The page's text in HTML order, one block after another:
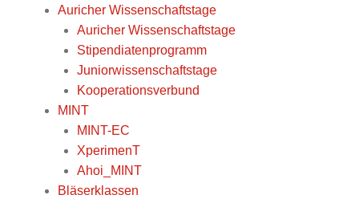
Auricher Wissenschaftstage
Auricher Wissenschaftstage
Stipendiatenprogramm
Juniorwissenschaftstage
Kooperationsverbund
MINT
MINT-EC
XperimenT
Ahoi_MINT
Bläserklassen